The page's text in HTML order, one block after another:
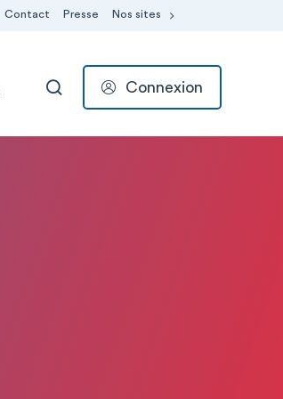
Contact Presse Nos sites
RECHERCHER
Connexion